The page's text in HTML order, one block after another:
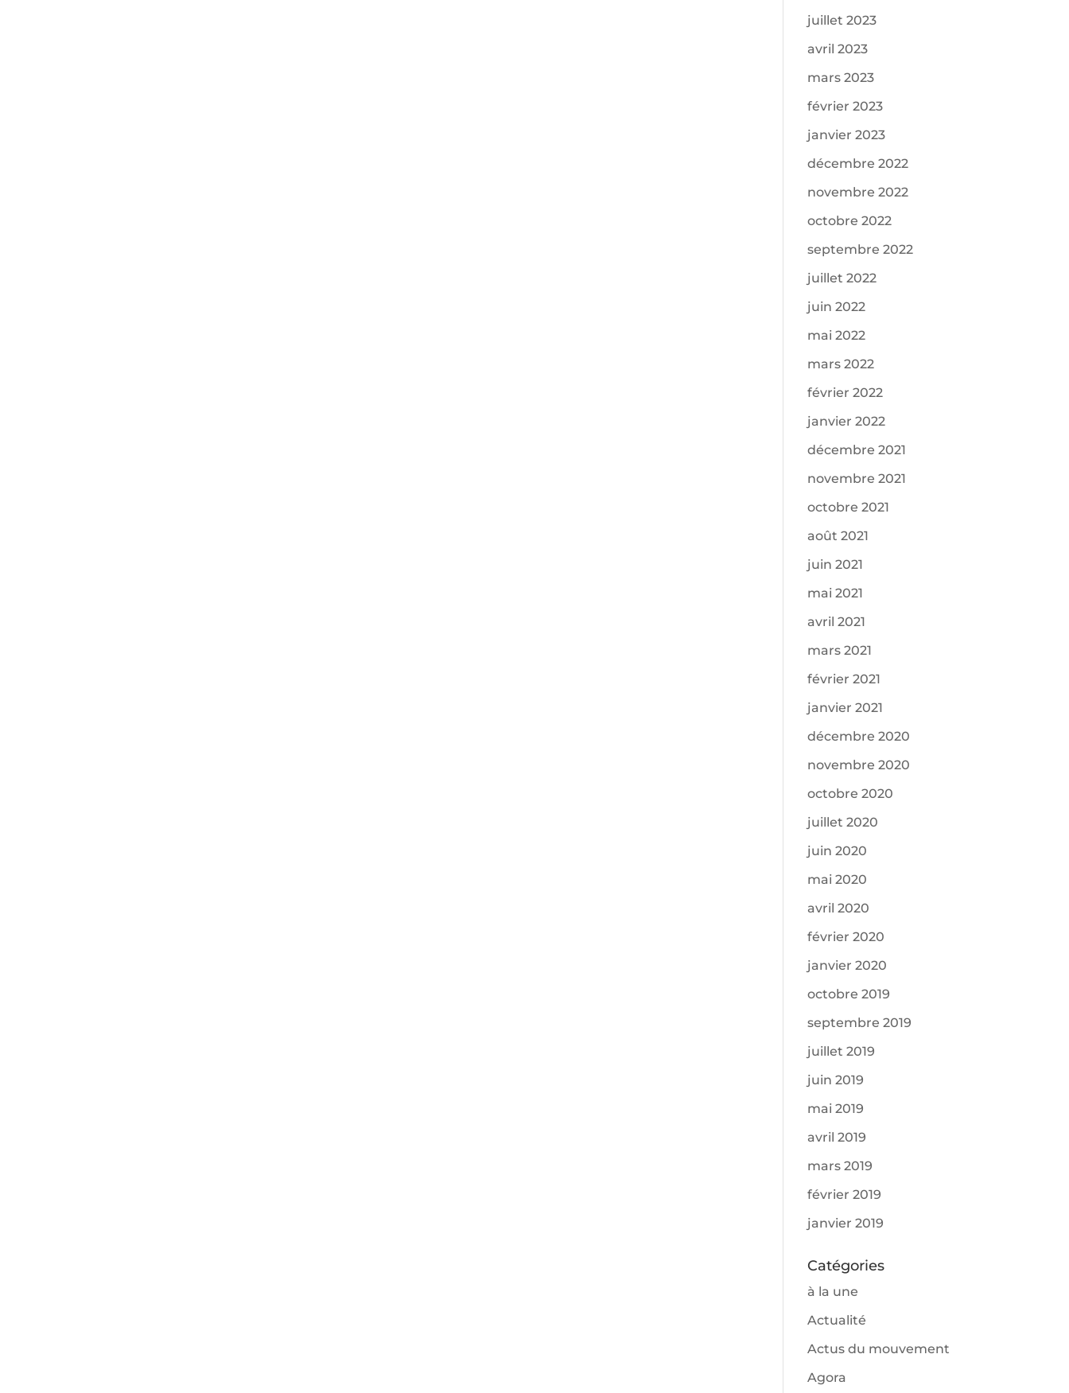
juillet 2023
avril 2023
mars 2023
février 2023
janvier 2023
décembre 2022
novembre 2022
octobre 2022
septembre 2022
juillet 2022
juin 2022
mai 2022
mars 2022
février 2022
janvier 2022
décembre 2021
novembre 2021
octobre 2021
août 2021
juin 2021
mai 2021
avril 2021
mars 2021
février 2021
janvier 2021
décembre 2020
novembre 2020
octobre 2020
juillet 2020
juin 2020
mai 2020
avril 2020
février 2020
janvier 2020
octobre 2019
septembre 2019
juillet 2019
juin 2019
mai 2019
avril 2019
mars 2019
février 2019
janvier 2019
Catégories
à la une
Actualité
Actus du mouvement
Agora